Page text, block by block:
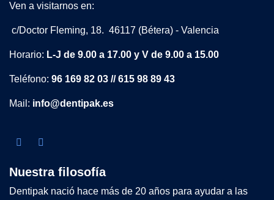
Ven a visitarnos en:
c/Doctor Fleming, 18. 46117 (Bétera) - Valencia
Horario: L-J de 9.00 a 17.00 y V de 9.00 a 15.00
Teléfono: 96 169 82 03 // 615 98 89 43
Mail: info@dentipak.es
Nuestra filosofía
Dentipak nació hace más de 20 años para ayudar a las